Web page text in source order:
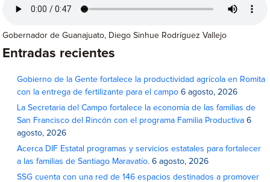
Gobernador de Guanajuato, Diego Sinhue Rodríguez Vallejo
Entradas recientes
Gobierno de la Gente fortalece la productividad agrícola en Romita
con la entrega de fertilizante para el campo 6 agosto, 2026
La Secretaria del Campo fortalece la economía de las familias de
San Francisco del Rincón con el programa Familia Productiva 6
agosto, 2026
Acerca DIF Estatal programas y servicios estatales para fortalecer
a las familias de Santiago Maravatío. 6 agosto, 2026
SSG cuenta con una red de 146 espacios destinados a promover